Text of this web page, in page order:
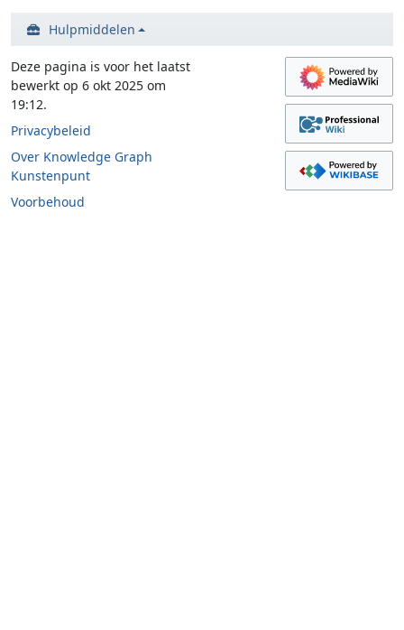
Hulpmiddelen
Deze pagina is voor het laatst
bewerkt op 6 okt 2025 om
19:12.
Privacybeleid
Over Knowledge Graph
Kunstenpunt
Voorbehoud